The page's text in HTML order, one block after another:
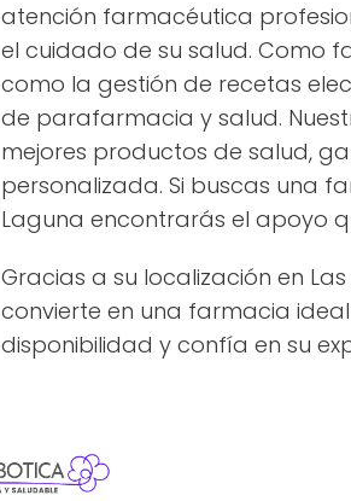
atención farmacéutica
el cuidado de su salud. Como
como la gestión de recetas
de parafarmacia y salud.
mejores productos de salud,
personalizada. Si buscas una
Laguna encontrarás el apoyo
Gracias a su localización en
convierte en una farmacia
disponibilidad y confía en su